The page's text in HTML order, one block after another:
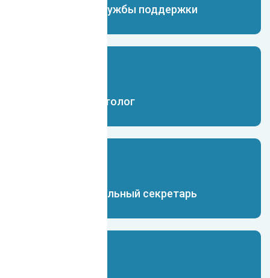
Чат-бот для службы поддержки
Чат-бот маркетолог
Чат-бот виртуальный секретарь